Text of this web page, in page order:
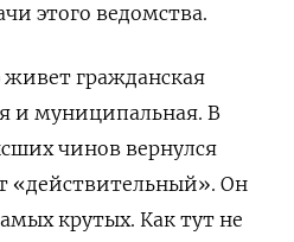
этого ведомства.
гражданская
и муниципальная. В
чинов вернулся
«действительный». Он
крутых. Как тут не